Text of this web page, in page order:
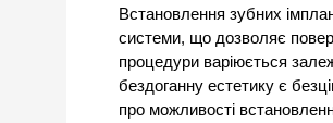
Встановлення зубних
системи, що дозволяє
процедури варіюється
бездоганну естетику є
про можливості